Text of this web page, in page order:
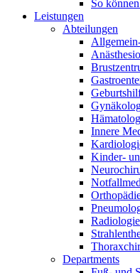
So
Leistungen
Abteilungen
Innere
Kinder-
Radiologie
Departments